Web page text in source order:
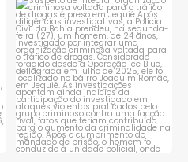
Suspeito de integrar
organização criminosa
voltada...
1 0